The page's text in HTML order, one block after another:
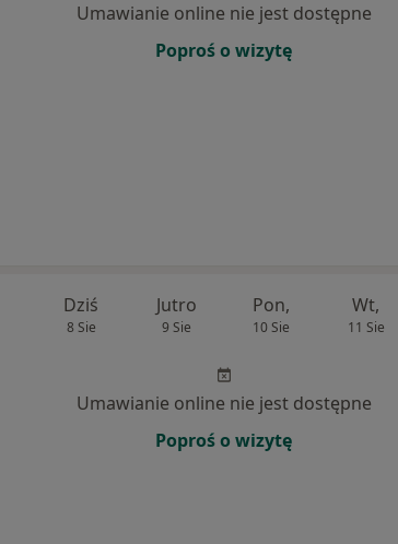
Umawianie online nie jest dostępne
Poproś o wizytę
Dziś
8 Sie
Jutro
9 Sie
Pon,
10 Sie
Wt,
11 Sie
Umawianie online nie jest dostępne
Poproś o wizytę